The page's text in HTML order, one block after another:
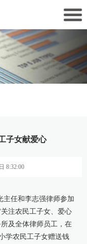
子女献爱心
8:32:00
任和李志强律师参加
注农民工子女、爱心
及全体律师员工，在
学农民工子女赠送钱